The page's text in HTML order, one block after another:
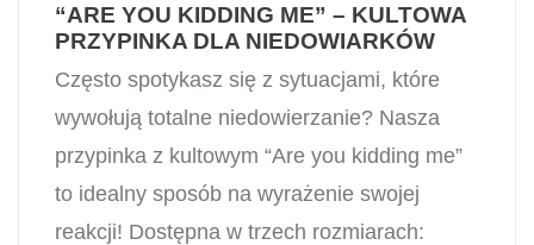
“ARE YOU KIDDING ME” – KULTOWA
PRZYPINKA DLA NIEDOWIARKÓW
Często spotykasz się z sytuacjami, które
wywołują totalne niedowierzanie? Nasza
przypinka z kultowym “Are you kidding me”
to idealny sposób na wyrażenie swojej
reakcji! Dostępna w trzech rozmiarach: